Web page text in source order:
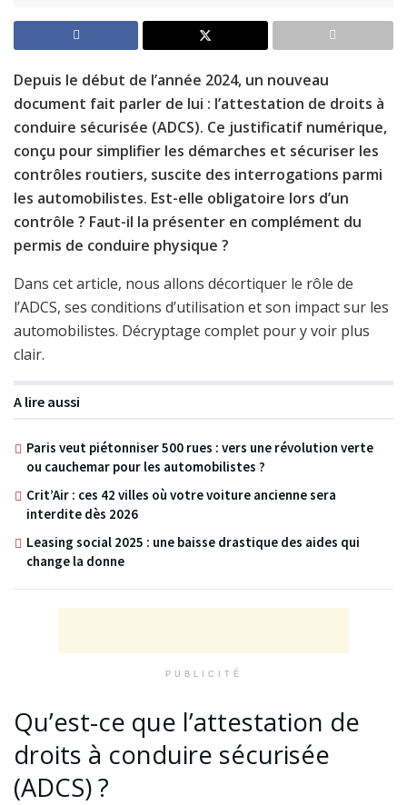
Depuis le début de l’année 2024, un nouveau
document fait parler de lui : l’attestation de droits à
conduire sécurisée (ADCS). Ce justificatif numérique,
conçu pour simplifier les démarches et sécuriser les
contrôles routiers, suscite des interrogations parmi
les automobilistes. Est-elle obligatoire lors d’un
contrôle ? Faut-il la présenter en complément du
permis de conduire physique ?
Dans cet article, nous allons décortiquer le rôle de
l’ADCS, ses conditions d’utilisation et son impact sur les
automobilistes. Décryptage complet pour y voir plus
clair.
A lire aussi
Paris veut piétonniser 500 rues : vers une révolution verte
ou cauchemar pour les automobilistes ?
Crit’Air : ces 42 villes où votre voiture ancienne sera
interdite dès 2026
Leasing social 2025 : une baisse drastique des aides qui
change la donne
PUBLICITÉ
Qu’est-ce que l’attestation de
droits à conduire sécurisée
(ADCS) ?